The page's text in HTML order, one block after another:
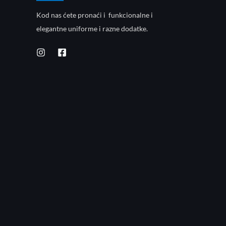
Kod nas ćete pronaći i funkcionalne i
elegantne uniforme i razne dodatke.